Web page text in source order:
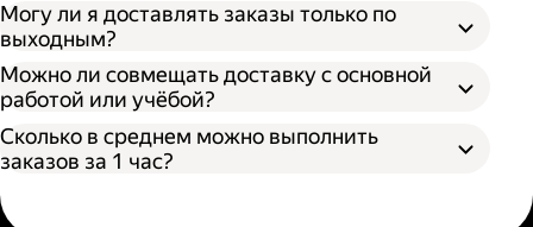
Могу ли я доставлять заказы только по
выходным?
Можно ли совмещать доставку с основной
работой или учёбой?
Сколько в среднем можно выполнить
заказов за 1 час?